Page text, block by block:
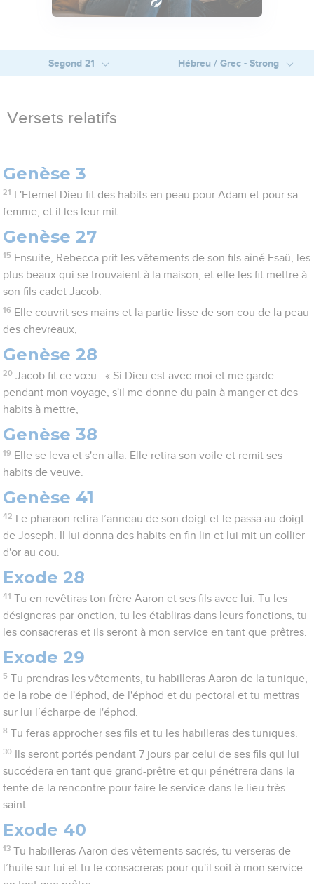
Segond 21 Hébreu / Grec - Strong
Versets relatifs
Genèse 3
21
L'Eternel Dieu fit des habits en peau pour Adam et pour sa
femme, et il les leur mit.
Genèse 27
15 Ensuite, Rebecca prit les vêtements de son fils aîné Esaü, les
plus beaux qui se trouvaient à la maison, et elle les fit mettre à
son fils cadet Jacob.
16 Elle couvrit ses mains et la partie lisse de son cou de la peau
des chevreaux,
Genèse 28
20 Jacob fit ce vœu : « Si Dieu est avec moi et me garde
pendant mon voyage, s'il me donne du pain à manger et des
habits à mettre,
Genèse 38
19 Elle se leva et s'en alla. Elle retira son voile et remit ses
habits de veuve.
Genèse 41
42
Le pharaon retira l’anneau de son doigt et le passa au doigt
de Joseph. Il lui donna des habits en fin lin et lui mit un collier
d'or au cou.
Exode 28
41 Tu en revêtiras ton frère Aaron et ses fils avec lui. Tu les
désigneras par onction, tu les établiras dans leurs fonctions, tu
les consacreras et ils seront à mon service en tant que prêtres.
Exode 29
5 Tu prendras les vêtements, tu habilleras Aaron de la tunique,
de la robe de l'éphod, de l'éphod et du pectoral et tu mettras
sur lui l’écharpe de l'éphod.
8 Tu feras approcher ses fils et tu les habilleras des tuniques.
30
Ils seront portés pendant 7 jours par celui de ses fils qui lui
succédera en tant que grand-prêtre et qui pénétrera dans la
tente de la rencontre pour faire le service dans le lieu très
saint.
Exode 40
13 Tu habilleras Aaron des vêtements sacrés, tu verseras de
l’huile sur lui et tu le consacreras pour qu'il soit à mon service